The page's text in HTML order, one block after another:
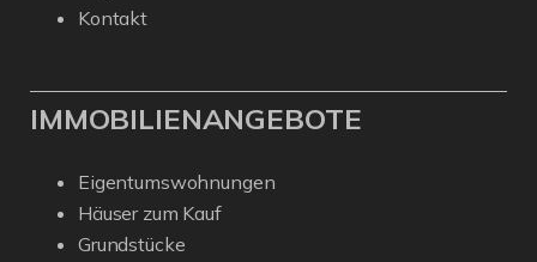
Kontakt
IMMOBILIENANGEBOTE
Eigentumswohnungen
Häuser zum Kauf
Grundstücke